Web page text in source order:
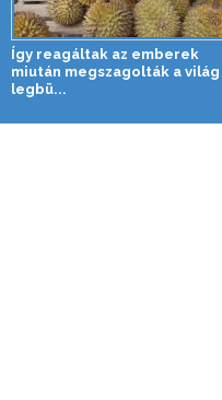
Így reagáltak az emberek
miután megszagolták a világ
legbü...